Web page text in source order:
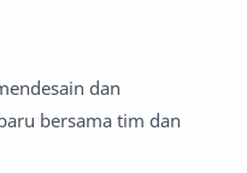
dan
bersama tim dan